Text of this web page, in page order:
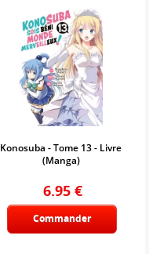
Konosuba - Tome 13 - Livre
(Manga)
6.95 €
Commander